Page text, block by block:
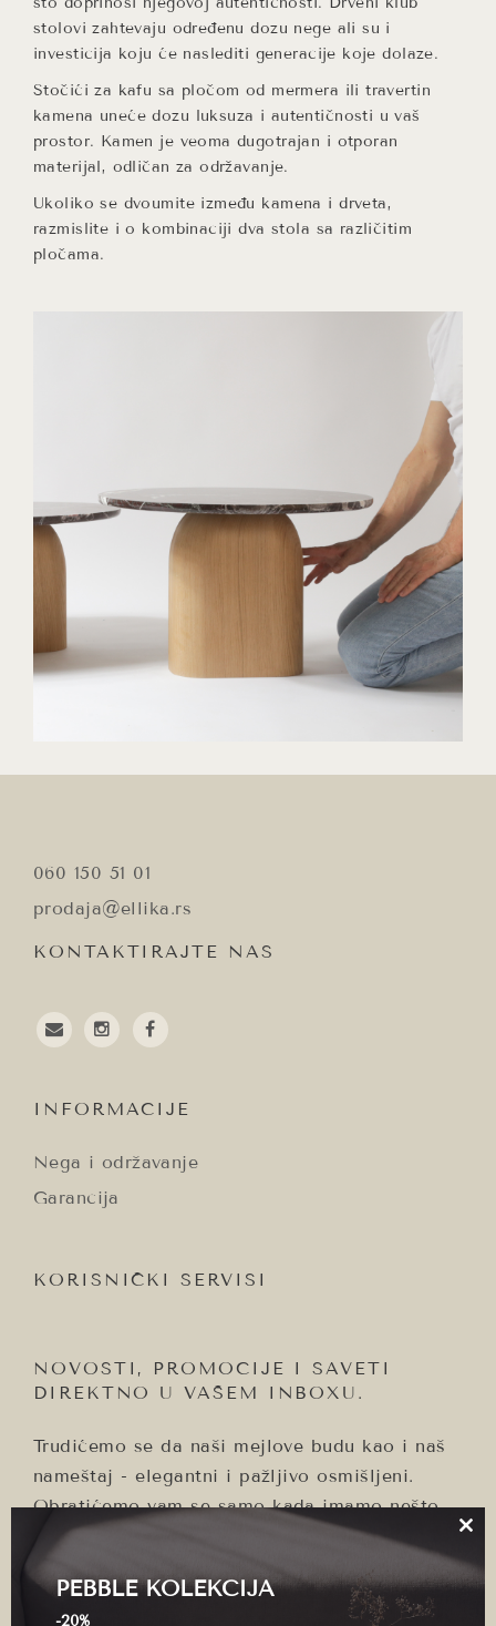
stolovi zahtevaju određenu dozu nege ali su i
investicija koju će naslediti generacije koje dolaze.
Stočići za kafu sa pločom od mermera ili travertin
kamena uneće dozu luksuza i autentičnosti u vaš
prostor. Kamen je veoma dugotrajan i otporan
materijal, odličan za održavanje.
Ukoliko se dvoumite između kamena i drveta,
razmislite i o kombinaciji dva stola sa različitim
pločama.
060 150 51 01
prodaja@ellika.rs
KONTAKTIRAJTE NAS
INFORMACIJE
Nega i održavanje
Garancija
KORISNIČKI SERVISI
NOVOSTI, PROMOCIJE I SAVETI
DIREKTNO U VAŠEM INBOXU.
Trudićemo se da naši mejlove budu kao i naš
nameštaj - elegantni i pažljivo osmišljeni.
Obratićemo vam se samo kada imamo nešto
značajno da podelimo.
PEBBLE KOLEKCIJA
-20%